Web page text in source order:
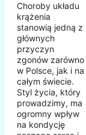
Choroby układu
krążenia
stanowią jedną z
głównych
przyczyn
zgonów zarówno
w Polsce, jak i na
całym świecie.
Styl życia, który
prowadzimy, ma
ogromny wpływ
na kondycję